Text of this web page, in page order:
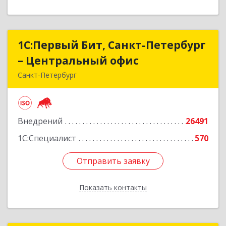
1С:Первый Бит, Санкт-Петербург
– Центральный офис
Санкт-Петербург
Внедрений
26491
1С:Специалист
570
Отправить заявку
Показать контакты
1С:Первый Бит, Санкт-Петербург
– Центральный офис
Отправить заявку
Назад